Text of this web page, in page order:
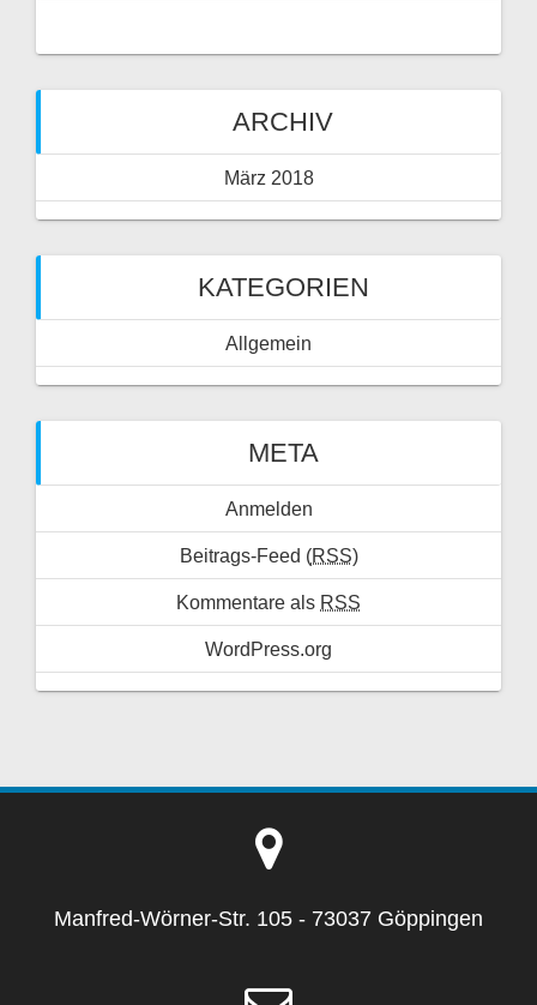
ARCHIV
März 2018
KATEGORIEN
Allgemein
META
Anmelden
Beitrags-Feed (RSS)
Kommentare als RSS
WordPress.org
Manfred-Wörner-Str. 105 - 73037 Göppingen